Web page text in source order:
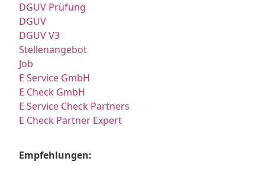
DGUV Prüfung
DGUV
DGUV V3
Stellenangebot
Job
E Service GmbH
E Check GmbH
E Service Check Partners
E Check Partner Expert
Empfehlungen: